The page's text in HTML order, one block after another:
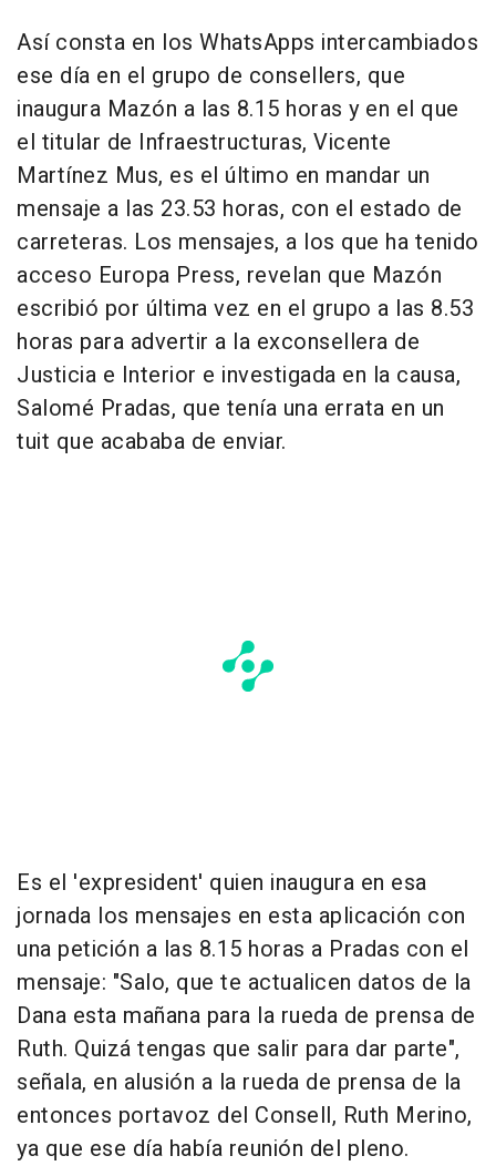
Así consta en los WhatsApps intercambiados
ese día en el grupo de consellers, que
inaugura Mazón a las 8.15 horas y en el que
el titular de Infraestructuras, Vicente
Martínez Mus, es el último en mandar un
mensaje a las 23.53 horas, con el estado de
carreteras. Los mensajes, a los que ha tenido
acceso Europa Press, revelan que Mazón
escribió por última vez en el grupo a las 8.53
horas para advertir a la exconsellera de
Justicia e Interior e investigada en la causa,
Salomé Pradas, que tenía una errata en un
tuit que acababa de enviar.
Es el 'expresident' quien inaugura en esa
jornada los mensajes en esta aplicación con
una petición a las 8.15 horas a Pradas con el
mensaje: "Salo, que te actualicen datos de la
Dana esta mañana para la rueda de prensa de
Ruth. Quizá tengas que salir para dar parte",
señala, en alusión a la rueda de prensa de la
entonces portavoz del Consell, Ruth Merino,
ya que ese día había reunión del pleno.